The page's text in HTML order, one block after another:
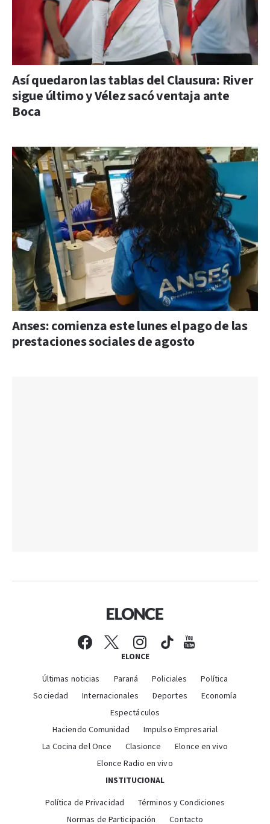
Así quedaron las tablas del Clausura: River
sigue último y Vélez sacó ventaja ante
Boca
Anses: comienza este lunes el pago de las
prestaciones sociales de agosto
ELONCE
Últimas noticias Paraná Policiales
Política
Sociedad
Internacionales Deportes
Economía
Espectáculos
Haciendo Comunidad
Impulso Empresarial
La Cocina del Once
Clasionce
Elonce en vivo
Elonce Radio en vivo
INSTITUCIONAL
Política de Privacidad
Términos y Condiciones
Normas de Participación
Contacto